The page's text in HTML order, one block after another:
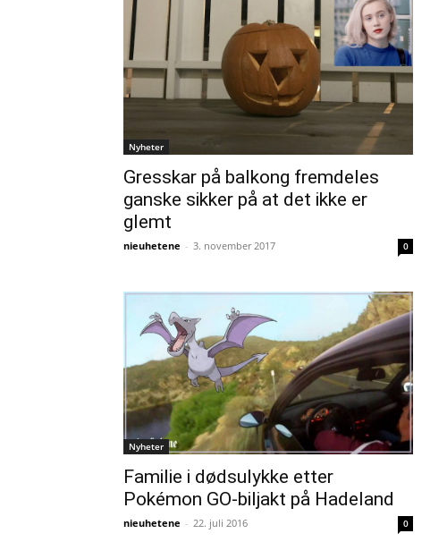
Nyheter
Gresskar på balkong fremdeles
ganske sikker på at det ikke er
glemt
nieuhetene - 3. november 2017 0
Nyheter
Familie i dødsulykke etter
Pokémon GO-biljakt på Hadeland
nieuhetene - 22. juli 2016 0